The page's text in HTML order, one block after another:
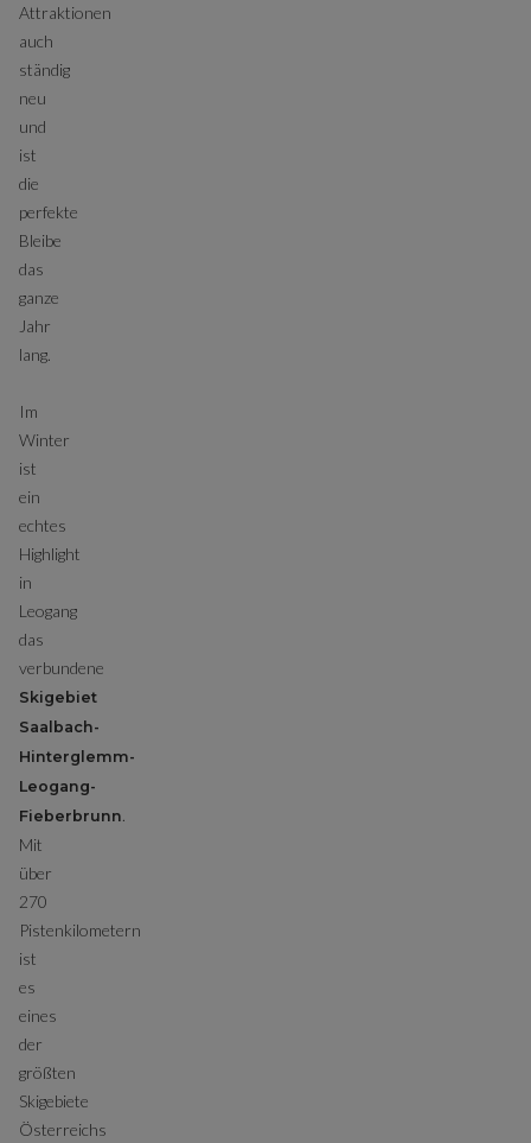
Attraktionen
auch
ständig
neu
und
ist
die
perfekte
Bleibe
das
ganze
Jahr
lang.
Im
Winter
ist
ein
echtes
Highlight
in
Leogang
das
verbundene
Skigebiet
Saalbach-
Hinterglemm-
Leogang-
Fieberbrunn
Mit
über
270
Pistenkilometern
ist
es
eines
der
größten
Skigebiete
Österreichs